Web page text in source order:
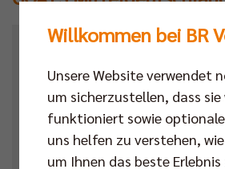
Next Match
Bundesliga
Willkommen bei BR
Unsere Website verwendet
um sicherzustellen, dass
funktioniert sowie optionale
uns helfen zu verstehen, wie
um Ihnen das beste Erlebnis